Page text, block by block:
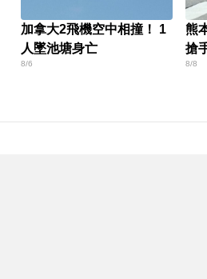
加拿大2飛機空中相撞！ 1
人墜池塘身亡
8/6
熊
搶
還快
8/8